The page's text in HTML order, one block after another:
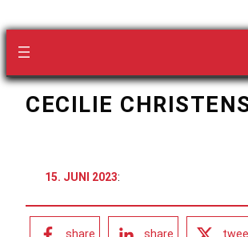
CECILIE
15. JUNI 2023:
share share